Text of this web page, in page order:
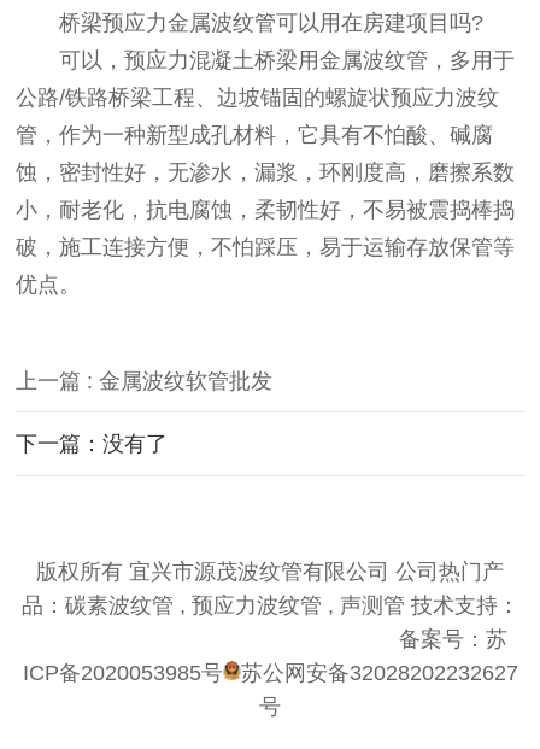
桥梁预应力金属波纹管可以用在房建项目吗?
可以，预应力混凝土桥梁用金属波纹管，多用于
公路/铁路桥梁工程、边坡锚固的螺旋状预应力波纹
管，作为一种新型成孔材料，它具有不怕酸、碱腐
蚀，密封性好，无渗水，漏浆，环刚度高，磨擦系数
小，耐老化，抗电腐蚀，柔韧性好，不易被震捣棒捣
破，施工连接方便，不怕踩压，易于运输存放保管等
优点。
上一篇 : 金属波纹软管批发
下一篇：没有了
版权所有 宜兴市源茂波纹管有限公司 公司热门产
品：碳素波纹管 , 预应力波纹管 , 声测管 技术支持：
备案号： 苏
ICP备2020053985号
苏公网安备32028202232627
号